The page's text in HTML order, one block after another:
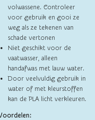
volwassene. Controleer
voor gebruik en gooi ze
weg als ze tekenen van
schade vertonen
Niet geschikt voor de
vaatwasser, alleen
handafwas met lauw water.
Door veelvuldig gebruik in
water of met kleurstoffen
kan de PLA licht verkleuren.